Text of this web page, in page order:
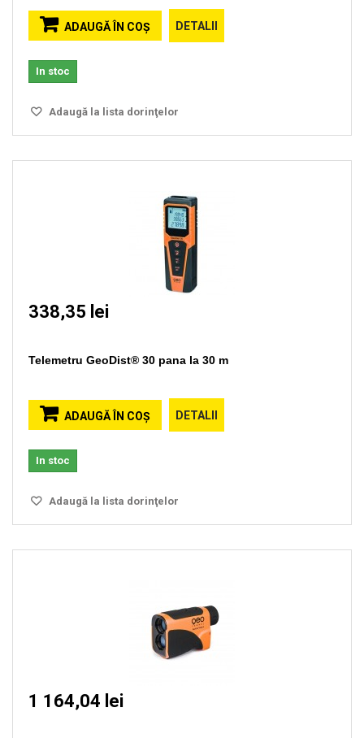
ADAUGĂ ÎN COŞ DETALII
In stoc
Adaugă la lista dorinţelor
338,35 lei
Telemetru GeoDist® 30 pana la 30 m
ADAUGĂ ÎN COŞ DETALII
In stoc
Adaugă la lista dorinţelor
1 164,04 lei